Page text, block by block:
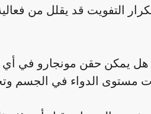
التفويت قد يقلل من
3. هل يمكن حقن مونجارو في